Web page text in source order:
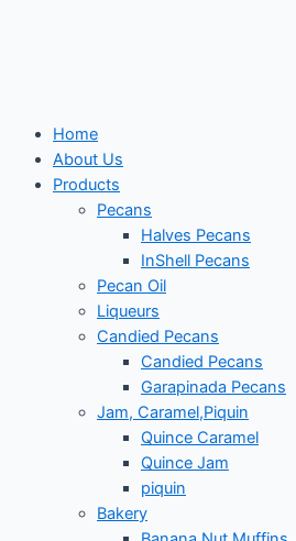
Home
About Us
Products
Pecans
Halves Pecans
InShell Pecans
Pecan Oil
Liqueurs
Candied Pecans
Candied Pecans
Garapinada Pecans
Jam, Caramel,Piquin
Quince Caramel
Quince Jam
piquin
Bakery